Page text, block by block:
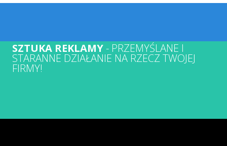
SZTUKA REKLAMY- PRZEMYŚLANE I
STARANNE DZIAŁANIE NA RZECZ TWOJEJ
FIRMY!